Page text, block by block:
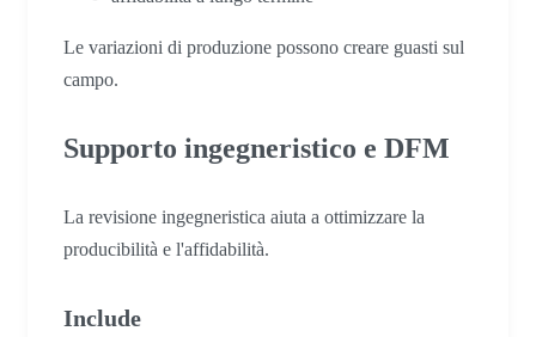
Le variazioni di produzione possono creare guasti sul
campo.
Supporto ingegneristico e DFM
La revisione ingegneristica aiuta a ottimizzare la
producibilità e l'affidabilità.
Include